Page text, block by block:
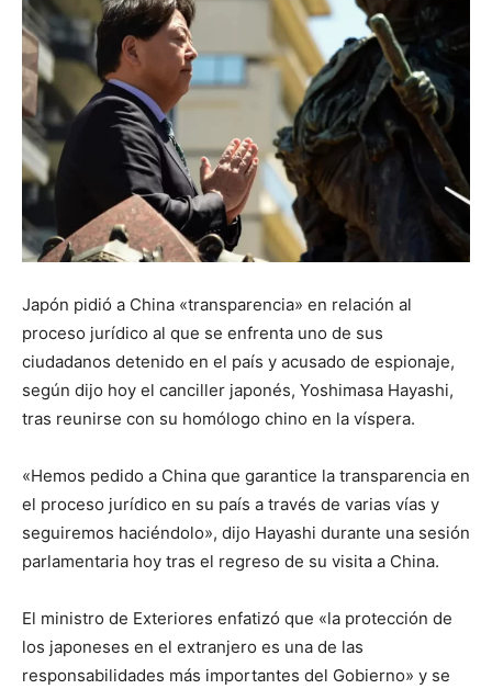
Japón pidió a China «transparencia» en relación al
proceso jurídico al que se enfrenta uno de sus
ciudadanos detenido en el país y acusado de espionaje,
según dijo hoy el canciller japonés, Yoshimasa Hayashi,
tras reunirse con su homólogo chino en la víspera.
«Hemos pedido a China que garantice la transparencia en
el proceso jurídico en su país a través de varias vías y
seguiremos haciéndolo», dijo Hayashi durante una sesión
parlamentaria hoy tras el regreso de su visita a China.
El ministro de Exteriores enfatizó que «la protección de
los japoneses en el extranjero es una de las
responsabilidades más importantes del Gobierno» y se